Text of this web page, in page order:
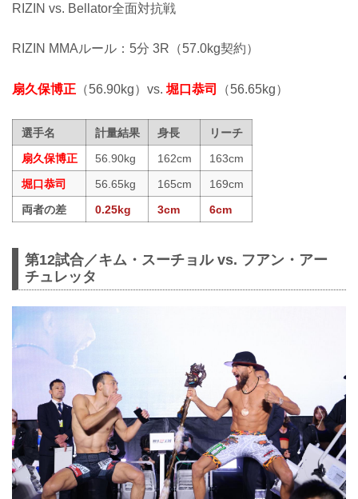
RIZIN vs. Bellator全面対抗戦
RIZIN MMAルール：5分 3R（57.0kg契約）
扇久保博正 （56.90kg）vs. 堀口恭司 （56.65kg）
選手名 計量結果 身長
リーチ
扇久保博正
56.90kg 162cm
163cm
堀口恭司
56.65kg 165cm
169cm
両者の差
0.25kg 3cm 6cm
第12試合／キム・スーチョル vs. フアン・アー
チュレッタ